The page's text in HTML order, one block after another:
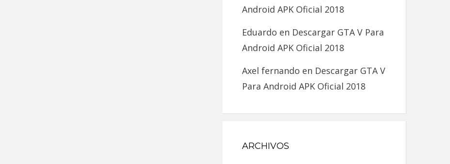
Android APK Oficial 2018
Eduardo en Descargar GTA V Para
Android APK Oficial 2018
Axel fernando en Descargar GTA V
Para Android APK Oficial 2018
ARCHIVOS